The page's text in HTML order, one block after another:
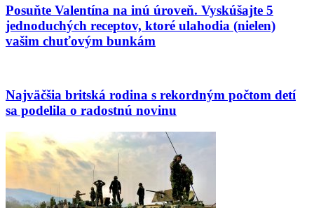
Posuňte Valentína na inú úroveň. Vyskúšajte 5
jednoduchých receptov, ktoré ulahodia (nielen)
vašim chuťovým bunkám
Najväčšia britská rodina s rekordným počtom detí
sa podelila o radostnú novinu